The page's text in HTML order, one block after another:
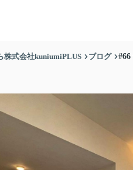
株式会社kuniumiPLUS ブログ